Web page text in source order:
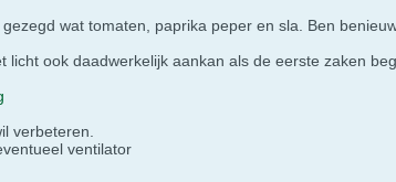
wat tomaten, paprika peper en sla. Ben
ook daadwerkelijk aankan als de eerste zaken
verbeteren.
ventilator